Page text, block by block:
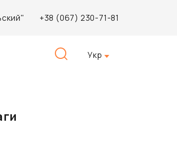
+38 (067) 230-71-81
Укр